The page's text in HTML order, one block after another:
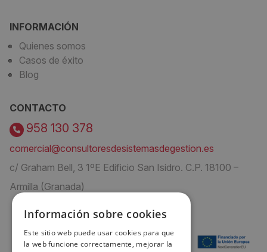
INFORMACIÓN
Quienes somos
Casos de éxito
Blog
CONTACTO
958 130 378
comercial@consultoresdesistemasdegestion.es
c/ Graham Bell, 3 1ºE Edificio San Isidro. C.P. 18100 –
Armilla (Granada)
Información sobre cookies
Este sitio web puede usar cookies para que
la web funcione correctamente, mejorar la